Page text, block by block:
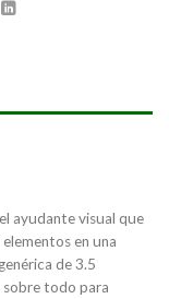
ayudante visual que
en una
de 3.5
sobre todo para